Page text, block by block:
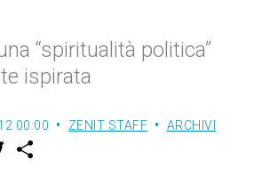
“spiritualità politica”
ispirata
00:00 ZENIT STAFF ARCHIVI
w